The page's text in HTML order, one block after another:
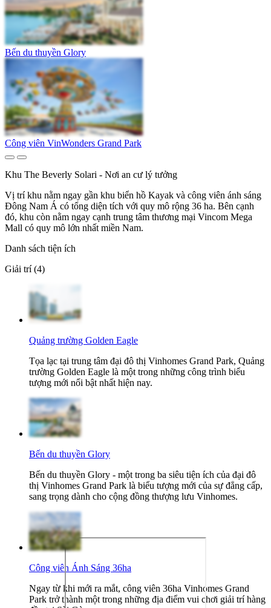
Bến du thuyền Glory
Công viên VinWonders Grand Park
Khu The Beverly Solari - Nơi an cư lý tưởng
Vị trí khu nằm ngay gần khu biển hồ Kayak và công viên ánh sáng
Đông Nam Á có tổng diện tích với quy mô rộng 36 ha. Bên cạnh
đó, khu còn nằm ngay cạnh trung tâm thương mại Vincom Mega
Mall có quy mô lớn nhất miền Nam.
Danh sách tiện ích
Giải trí (4)
Quảng trường Golden Eagle
Tọa lạc tại trung tâm đại đô thị Vinhomes Grand Park, Quảng
trường Golden Eagle là một trong những công trình biểu
tượng mới nổi bật nhất hiện nay.
Bến du thuyền Glory
Bến du thuyền Glory - một trong ba siêu tiện ích của đại đô
thị Vinhomes Grand Park là biểu tượng mới của sự đẳng cấp,
sang trọng dành cho cộng đồng thượng lưu Vinhomes.
Công viên Ánh Sáng 36ha
Ngay từ khi mới ra mắt, công viên 36ha Vinhomes Grand
Park trở thành một trong những địa điểm vui chơi giải trí hàng